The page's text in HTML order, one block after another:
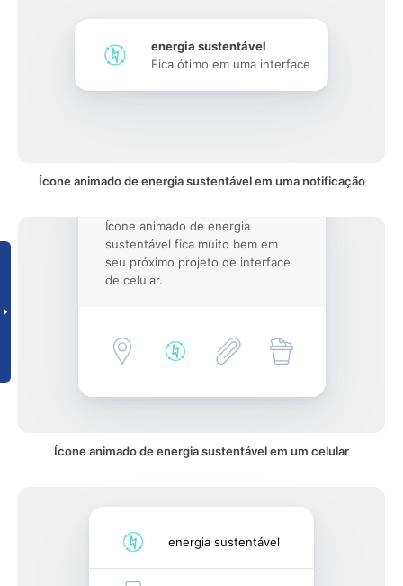
energia sustentável
Fica ótimo em uma interface
Ícone animado de energia sustentável em uma notificação
Ícone animado de energia
sustentável fica muito bem em
seu próximo projeto de interface
de celular.
Ícone animado de energia sustentável em um celular
energia sustentável